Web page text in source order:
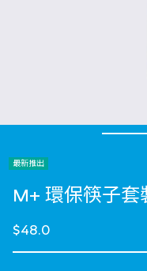
最新推出
M+ 環保筷子套
$48.0